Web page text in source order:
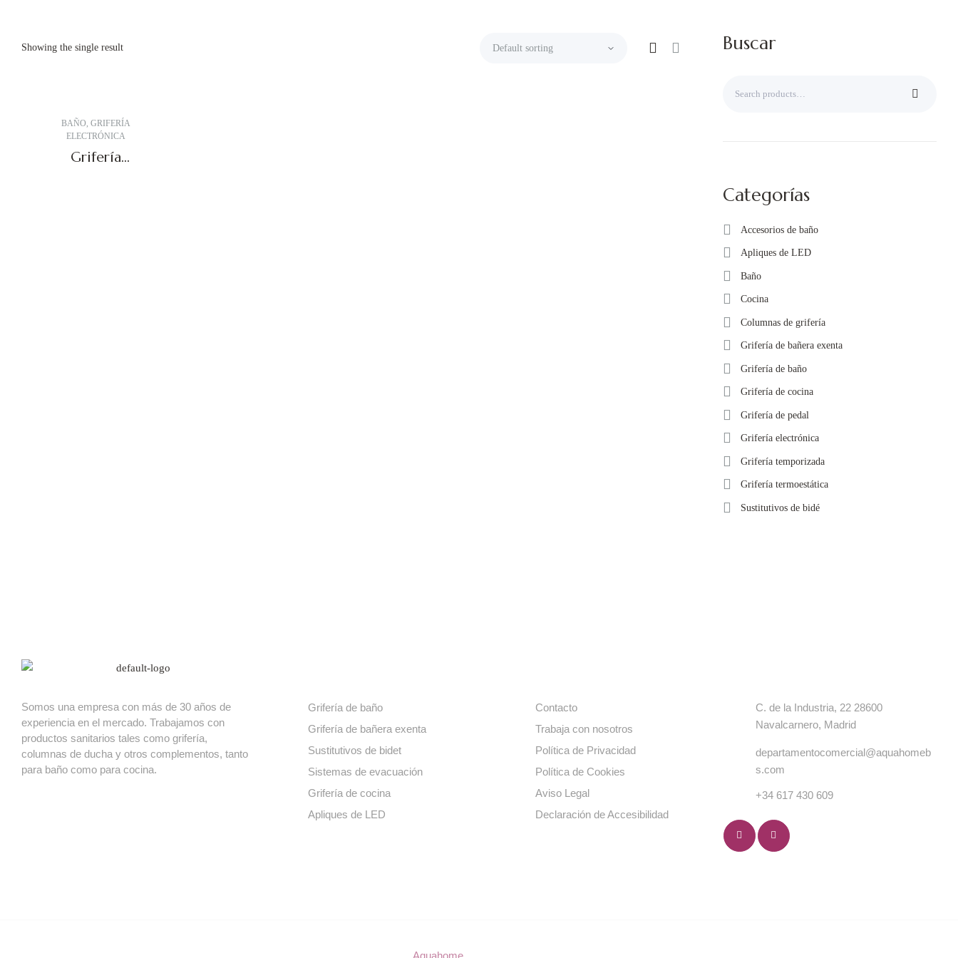
Showing the single result
BAÑO, GRIFERÍA
ELECTRÓNICA
Grifería
Buscar
Categorías
Accesorios de baño
Apliques de LED
Baño
Cocina
Columnas de grifería
Grifería de bañera exenta
Grifería de baño
Grifería de cocina
Grifería de pedal
Grifería electrónica
Grifería temporizada
Grifería termoestática
Sustitutivos de bidé
Somos una empresa con más de 30 años de
experiencia en el mercado. Trabajamos con
productos sanitarios tales como grifería,
columnas de ducha y otros complementos, tanto
para baño como para cocina.
Grifería de baño
Grifería de bañera exenta
Sustitutivos de bidet
Sistemas de evacuación
Grifería de cocina
Apliques de LED
Contacto
Trabaja con nosotros
Política de Privacidad
Política de Cookies
Aviso Legal
Declaración de Accesibilidad
C. de la Industria, 22 28600
Navalcarnero, Madrid
departamentocomercial@aquahomeb
s.com
+34 617 430 609
Aquahome